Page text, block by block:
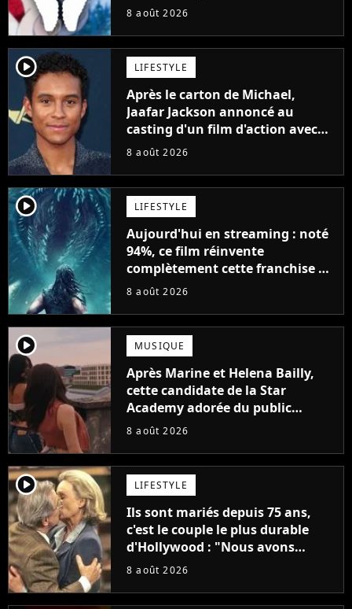
8 août 2026
player2 LIFESTYLE
Après le carton de Michael,
Jaafar Jackson annoncé au
casting d'un film d'action avec
Will Smith
8 août 2026
player2 LIFESTYLE
Aujourd'hui en streaming : noté
94%, ce film réinvente
complètement cette franchise de
science-fiction vieille de 40 ans
8 août 2026
player2 MUSIQUE
Après Marine et Helena Bailly,
cette candidate de la Star
Academy adorée du public
annonce son premier album,
8 août 2026
player2 LIFESTYLE
Ils sont mariés depuis 75 ans,
c'est le couple le plus durable
d'Hollywood : "Nous avons
avancé jour après jour, et les
décennies"
8 août 2026